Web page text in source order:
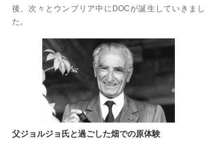
後、次々とウンブリア中にDOCが誕生していきまし
た。
父ジョルジョ氏と過ごした畑での原体験